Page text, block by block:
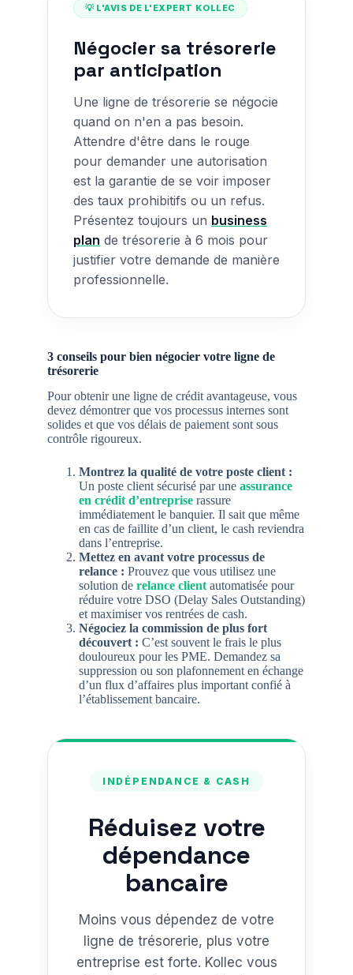
💡 L'AVIS DE L'EXPERT KOLLEC
Négocier sa trésorerie
par anticipation
Une ligne de trésorerie se négocie
quand on n'en a pas besoin.
Attendre d'être dans le rouge
pour demander une autorisation
est la garantie de se voir imposer
des taux prohibitifs ou un refus.
Présentez toujours un business
plan de trésorerie à 6 mois pour
justifier votre demande de manière
professionnelle.
3 conseils pour bien négocier votre ligne de
trésorerie
Pour obtenir une ligne de crédit avantageuse, vous
devez démontrer que vos processus internes sont
solides et que vos délais de paiement sont sous
contrôle rigoureux.
Montrez la qualité de votre poste client :
Un poste client sécurisé par une assurance
en crédit d’entreprise rassure
immédiatement le banquier. Il sait que même
en cas de faillite d’un client, le cash reviendra
dans l’entreprise.
Mettez en avant votre processus de
relance : Prouvez que vous utilisez une
solution de relance clientautomatisée pour
réduire votre DSO (Delay Sales Outstanding)
et maximiser vos rentrées de cash.
Négociez la commission de plus fort
découvert : C’est souvent le frais le plus
douloureux pour les PME. Demandez sa
suppression ou son plafonnement en échange
d’un flux d’affaires plus important confié à
l’établissement bancaire.
INDÉPENDANCE & CASH
Réduisez votre
dépendance
bancaire
Moins vous dépendez de votre
ligne de trésorerie, plus votre
entreprise est forte. Kollec vous